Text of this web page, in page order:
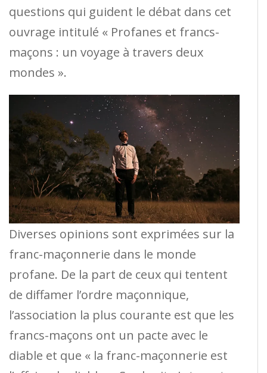
questions qui guident le débat dans cet
ouvrage intitulé « Profanes et francs-
maçons : un voyage à travers deux
mondes ».
Diverses opinions sont exprimées sur la
franc-maçonnerie dans le monde
profane. De la part de ceux qui tentent
de diffamer l’ordre maçonnique,
l’association la plus courante est que les
francs-maçons ont un pacte avec le
diable et que « la franc-maçonnerie est